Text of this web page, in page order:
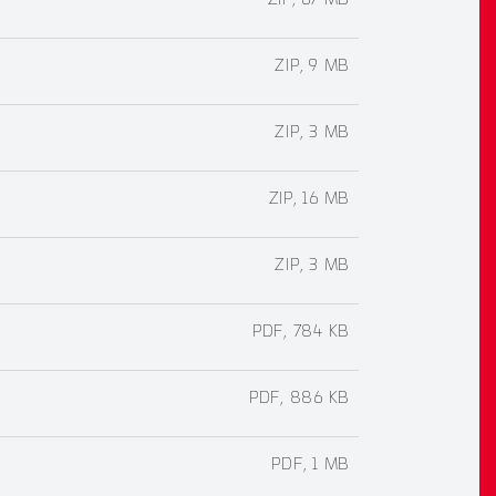
ZIP, 9 MB
ZIP, 3 MB
ZIP, 16 MB
ZIP, 3 MB
PDF, 784 KB
PDF, 886 KB
PDF, 1 MB